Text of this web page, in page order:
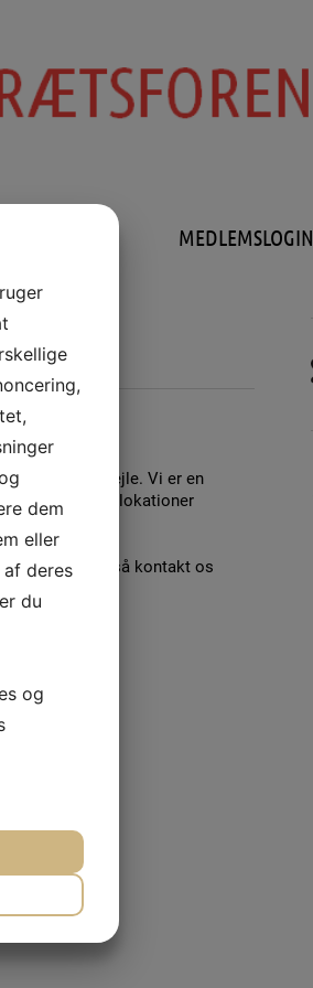
MEDLEMSLOGIN
Uhrhøj i Vejle. Vi er en
på 2 fysiske lokationer
så kontakt os
dem
eller
deres
du
og